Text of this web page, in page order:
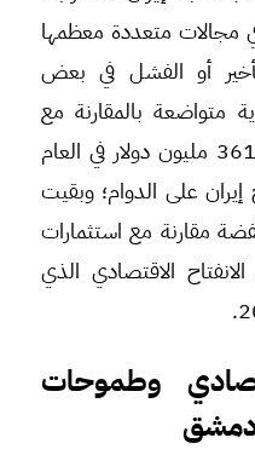
من 20 اتفاقية في مجالات متعددة معظمها
أو الفشل في بعض
متواضعة بالمقارنة مع
إذ بلغ الميزان التجاري 361 مليون دولار في العام
إيران على الدوام؛ وبقيت
مقارنة مع استثمارات
الاقتصادي الذي
وطموحات
دمشق